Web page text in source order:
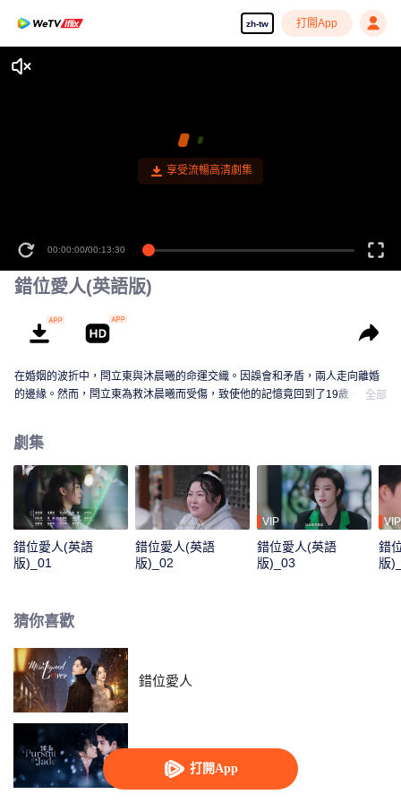
zh-tw 打開App
打開App
享受流暢高清劇集
00:00:00/00:13:30
錯位愛人(英語版)
在婚姻的波折中，閆立東與沐晨曦的命運交織。因誤會和矛盾，兩人走向離婚
的邊緣。然而，閆立東為救沐晨曦而受傷，致使他的記憶竟回到了19歲。在這
全部
劇集
錯位愛人(英語
版)_01
錯位愛人(英語
版)_02
VIP
錯位愛人(英語
版)_03
VIP
錯
版
猜你喜歡
錯位愛人